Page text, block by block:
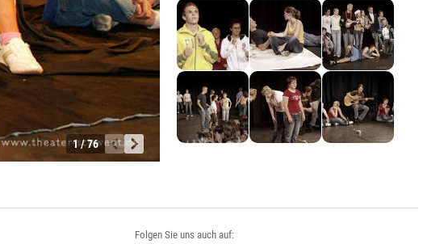
1 / 76
Folgen Sie uns auch auf: